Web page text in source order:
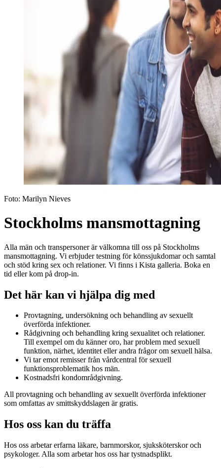
Foto: Marilyn Nieves
Stockholms mansmottagning
Alla män och transpersoner är välkomna till oss på Stockholms
mansmottagning. Vi erbjuder testning för könssjukdomar och samtal
och stöd kring sex och relationer. Vi finns i Kista galleria. Boka en
tid eller kom på drop-in.
Det här kan vi hjälpa dig med
Provtagning, undersökning och behandling av sexuellt
överförda infektioner.
Rådgivning och behandling kring sexualitet och relationer.
Till exempel om du känner oro, har problem med sexuell
funktion, närhet, identitet eller andra frågor om sexuell hälsa.
Vi tar emot remisser från vårdcentral för sexuell
funktionsproblematik hos män.
Kostnadsfri kondområdgivning.
All provtagning och behandling av sexuellt överförda infektioner
som omfattas av smittskyddslagen är gratis.
Hos oss kan du träffa
Hos oss arbetar erfarna läkare, barnmorskor, sjuksköterskor och
psykologer. Alla som arbetar hos oss har tystnadsplikt.